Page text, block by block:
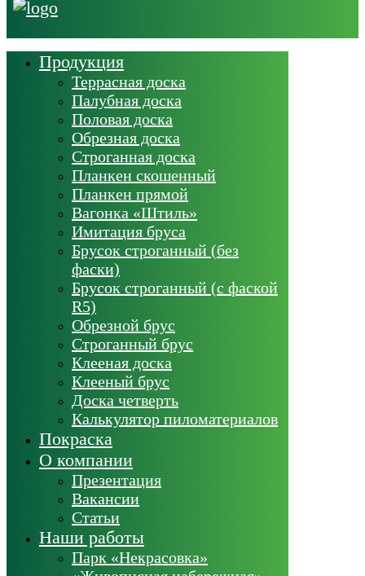
Продукция
Террасная доска
Палубная доска
Половая доска
Обрезная доска
Строганная доска
Планкен скошенный
Планкен прямой
Вагонка «Штиль»
Имитация бруса
Брусок строганный (без
фаски)
Брусок строганный (с фаской
R5)
Обрезной брус
Строганный брус
Клееная доска
Клееный брус
Доска четверть
Калькулятор пиломатериалов
Покраска
О компании
Презентация
Вакансии
Статьи
Наши работы
Парк «Некрасовка»